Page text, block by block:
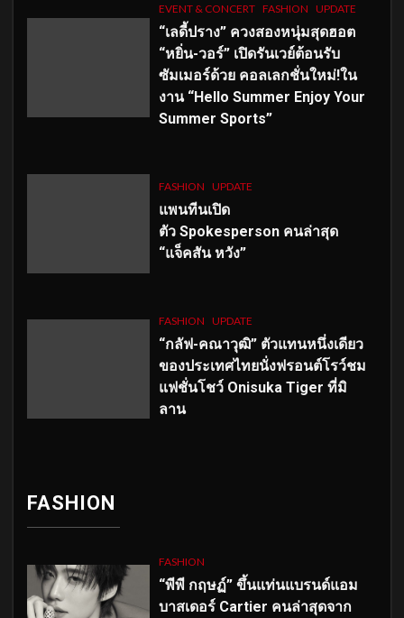
EVENT & CONCERT FASHION UPDATE
“เลดี้ปราง” ควงสองหนุ่มสุดฮอต
“หยิ่น-วอร์” เปิดรันเวย์ต้อนรับ
ซัมเมอร์ด้วย คอลเลกชั่นใหม่!ใน
งาน “Hello Summer Enjoy Your
Summer Sports”
FASHION UPDATE
แพนทีนเปิด
ตัว Spokesperson คนล่าสุด
“แจ็คสัน หวัง”
FASHION UPDATE
“กลัฟ-คณาวุฒิ” ตัวแทนหนึ่งเดียว
ของประเทศไทยนั่งฟรอนต์โรว์ชม
แฟชั่นโชว์ Onisuka Tiger ที่มิ
ลาน
FASHION
FASHION
“พีพี กฤษฏ์” ขึ้นแท่นแบรนด์แอม
บาสเดอร์ Cartier คนล่าสุดจาก